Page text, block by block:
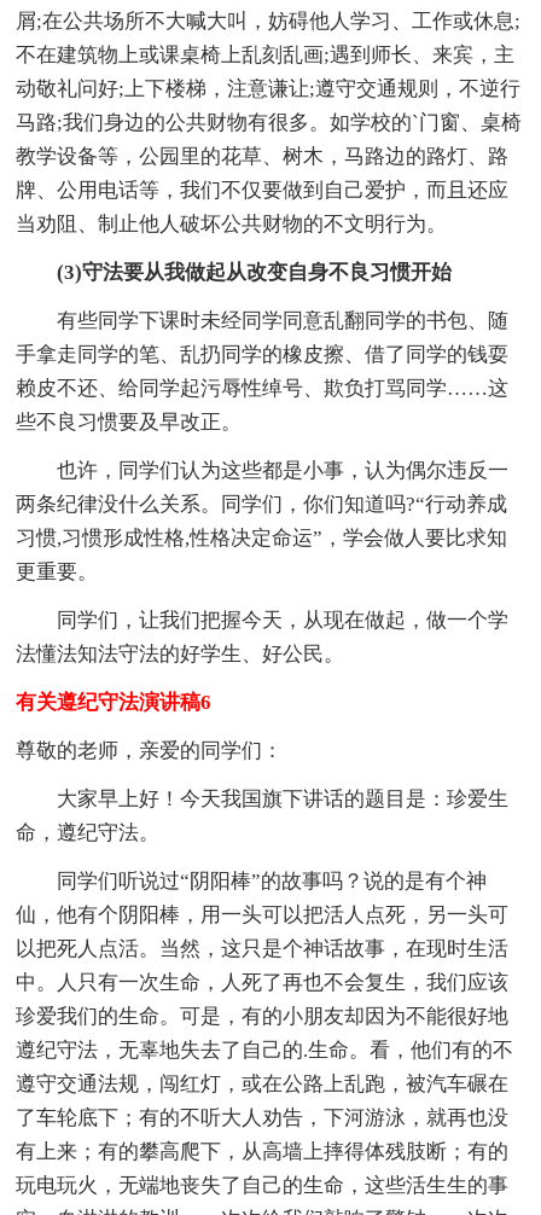
屑;在公共场所不大喊大叫，妨碍他人学习、工作或休息;
不在建筑物上或课桌椅上乱刻乱画;遇到师长、来宾，主
动敬礼问好;上下楼梯，注意谦让;遵守交通规则，不逆行
马路;我们身边的公共财物有很多。如学校的`门窗、桌椅
教学设备等，公园里的花草、树木，马路边的路灯、路
牌、公用电话等，我们不仅要做到自己爱护，而且还应
当劝阻、制止他人破坏公共财物的不文明行为。
(3)守法要从我做起从改变自身不良习惯开始
有些同学下课时未经同学同意乱翻同学的书包、随
手拿走同学的笔、乱扔同学的橡皮擦、借了同学的钱耍
赖皮不还、给同学起污辱性绰号、欺负打骂同学……这
些不良习惯要及早改正。
也许，同学们认为这些都是小事，认为偶尔违反一
两条纪律没什么关系。同学们，你们知道吗?“行动养成
习惯,习惯形成性格,性格决定命运”，学会做人要比求知
更重要。
同学们，让我们把握今天，从现在做起，做一个学
法懂法知法守法的好学生、好公民。
有关遵纪守法演讲稿6
尊敬的老师，亲爱的同学们：
大家早上好！今天我国旗下讲话的题目是：珍爱生
命，遵纪守法。
同学们听说过“阴阳棒”的故事吗？说的是有个神
仙，他有个阴阳棒，用一头可以把活人点死，另一头可
以把死人点活。当然，这只是个神话故事，在现时生活
中。人只有一次生命，人死了再也不会复生，我们应该
珍爱我们的生命。可是，有的小朋友却因为不能很好地
遵纪守法，无辜地失去了自己的.生命。看，他们有的不
遵守交通法规，闯红灯，或在公路上乱跑，被汽车碾在
了车轮底下；有的不听大人劝告，下河游泳，就再也没
有上来；有的攀高爬下，从高墙上摔得体残肢断；有的
玩电玩火，无端地丧失了自己的生命，这些活生生的事